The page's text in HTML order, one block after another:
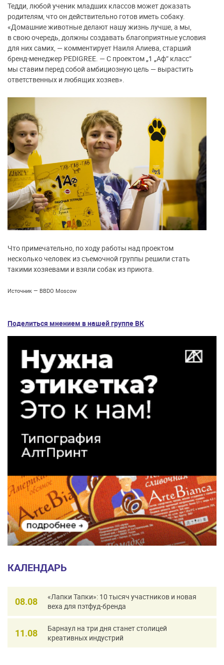
Тедди, любой ученик младших классов может доказать
родителям, что он действительно готов иметь собаку.
«Домашние животные делают нашу жизнь лучше, а мы,
в свою очередь, должны создавать благоприятные условия
для них самих, — комментирует Наиля Алиева, старший
бренд-менеджер PEDIGREE. — С проектом „1 „Аф“ класс“
мы ставим перед собой амбициозную цель — вырастить
ответственных и любящих хозяев».
Что примечательно, по ходу работы над проектом
несколько человек из съемочной группы решили стать
такими хозяевами и взяли собак из приюта.
Источник — BBDO Moscow
Поделиться мнением в нашей группе ВК
КАЛЕНДАРЬ
08.08
«Лапки Тапки»: 10 тысяч участников и новая
веха для пэтфуд-бренда
11.08
Барнаул на три дня станет столицей
креативных индустрий